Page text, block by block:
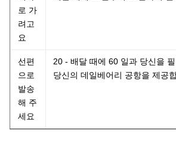
로 가
려고
요
선편
으로
발송
해 주
세요
20 - 배달 때에 60 일과 당신을
당신의 데일베어리 공항을 제공